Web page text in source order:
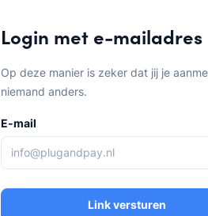
Login met e-mailadres
Op deze manier is zeker dat jij je
niemand anders.
E-mail
Link versturen